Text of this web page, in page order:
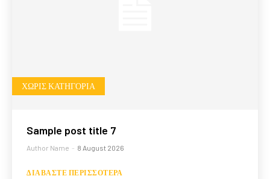
ΧΩΡΊΣ ΚΑΤΗΓΟΡΊΑ
Sample post title 7
Author Name - 8 August 2026
ΔΙΑΒΆΣΤΕ ΠΕΡΙΣΣΌΤΕΡΑ